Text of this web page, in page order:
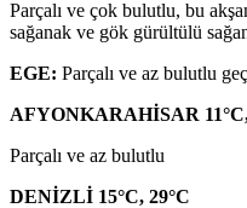
Parçalı ve çok bulutlu, bu
sağanak ve gök gürültülü
EGE: Parçalı ve az bulutlu
AFYONKARAHİSAR
Parçalı ve az bulutlu
DENİZLİ 15°C, 29°C